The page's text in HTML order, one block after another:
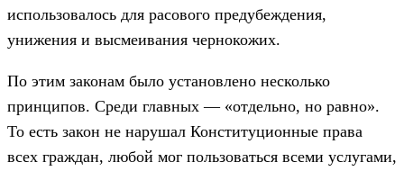
использовалось для расового предубеждения,
унижения и высмеивания чернокожих.
По этим законам было установлено несколько
принципов. Среди главных — «отдельно, но равно».
То есть закон не нарушал Конституционные права
всех граждан, любой мог пользоваться всеми услугами,